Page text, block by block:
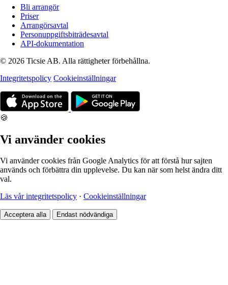
Bli arrangör
Priser
Arrangörsavtal
Personuppgiftsbiträdesavtal
API-dokumentation
© 2026 Ticsie AB. Alla rättigheter förbehållna.
Integritetspolicy Cookieinställningar
🍪
Vi använder cookies
Vi använder cookies från Google Analytics för att förstå hur sajten
används och förbättra din upplevelse. Du kan när som helst ändra ditt
val.
Läs vår integritetspolicy · Cookieinställningar
Acceptera alla Endast nödvändiga